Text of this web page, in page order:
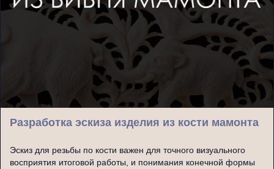
Разработка эскиза изделия из кости мамонта
Эскиз для резьбы по кости важен для точного визуального
восприятия итоговой работы, и понимания конечной формы